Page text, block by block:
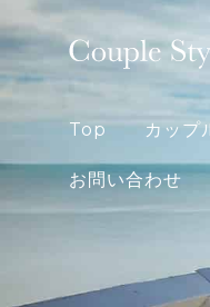
to
content
Top カップ
お問い合わせ